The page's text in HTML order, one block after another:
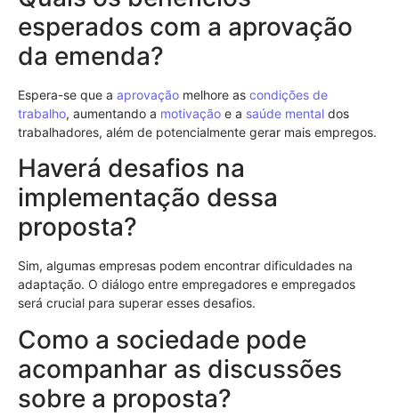
esperados com a aprovação
da emenda?
Espera-se que a aprovação melhore as condições de
trabalho, aumentando a motivação e a saúde mental dos
trabalhadores, além de potencialmente gerar mais empregos.
Haverá desafios na
implementação dessa
proposta?
Sim, algumas empresas podem encontrar dificuldades na
adaptação. O diálogo entre empregadores e empregados
será crucial para superar esses desafios.
Como a sociedade pode
acompanhar as discussões
sobre a proposta?